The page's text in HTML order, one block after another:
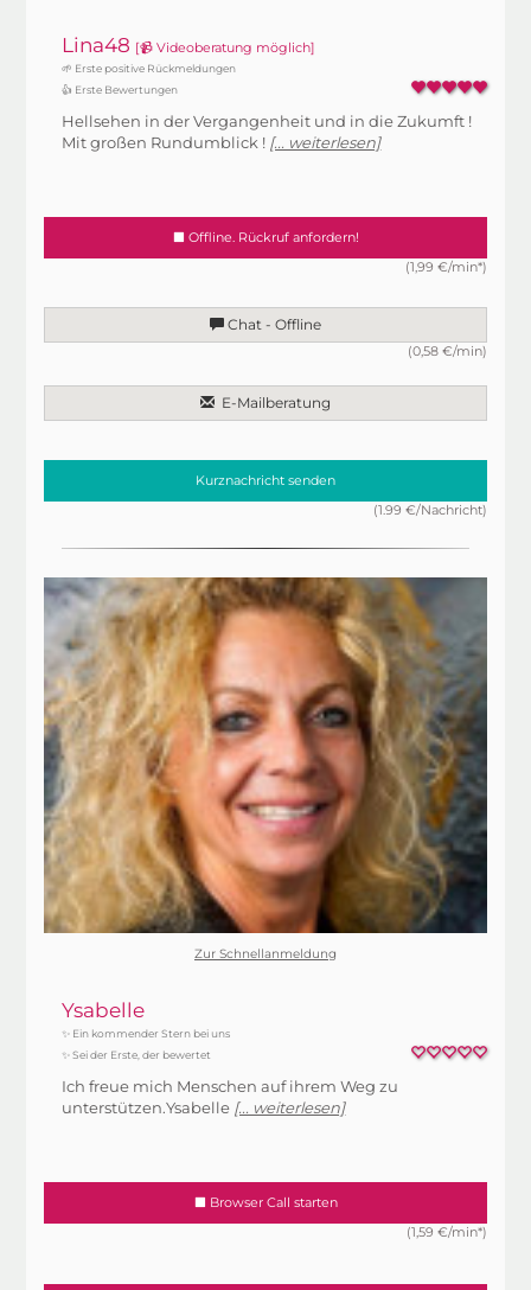
Lina48 [📹 Videoberatung möglich]
🌱 Erste positive Rückmeldungen
👍 Erste Bewertungen
Hellsehen in der Vergangenheit und in die Zukumft !
Mit großen Rundumblick ! [... weiterlesen]
Offline. Rückruf anfordern!
(1,99 €/min*)
Chat - Offline
(0,58 €/min)
E-Mailberatung
Kurznachricht senden
(1.99 €/Nachricht)
Zur Schnellanmeldung
Ysabelle
✨ Ein kommender Stern bei uns
✨ Sei der Erste, der bewertet
Ich freue mich Menschen auf ihrem Weg zu
unterstützen.Ysabelle [... weiterlesen]
Browser Call starten
(1,59 €/min*)